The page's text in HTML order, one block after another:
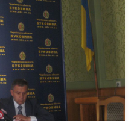
журналістам розповіли
у Чернівецькій області
будівництва
За словами Ігоря Гаха,
фінансування
– на будівництво та